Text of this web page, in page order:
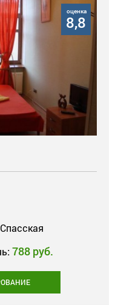
оценка
8,8
Спасская
788 руб.